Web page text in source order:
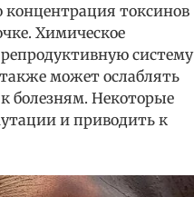
концентрация токсинов
Химическое
систему
может ослаблять
болезням. Некоторые
и приводить к